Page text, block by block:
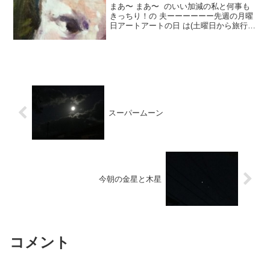
まあ〜 まあ〜 のいい加減の私と何事も
きっちり！の 夫ーーーーーー先週の月曜
日アートアートの日 は(土曜日から旅行で
スーパームーン
今朝の金星と木星
コメント